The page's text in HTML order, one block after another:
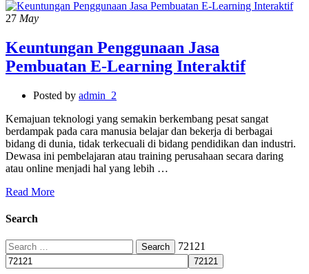
27 May
Keuntungan Penggunaan Jasa
Pembuatan E-Learning Interaktif
Posted by admin_2
Kemajuan teknologi yang semakin berkembang pesat sangat
berdampak pada cara manusia belajar dan bekerja di berbagai
bidang di dunia, tidak terkecuali di bidang pendidikan dan industri.
Dewasa ini pembelajaran atau training perusahaan secara daring
atau online menjadi hal yang lebih …
Read More
Search
Search
for:
72121